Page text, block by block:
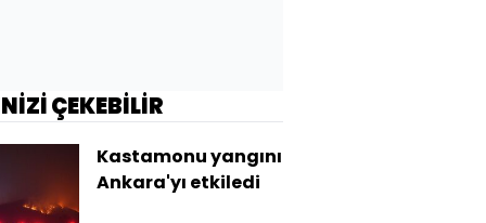
ÇEKEBİLİR
Kastamonu yangını
Ankara'yı etkiledi